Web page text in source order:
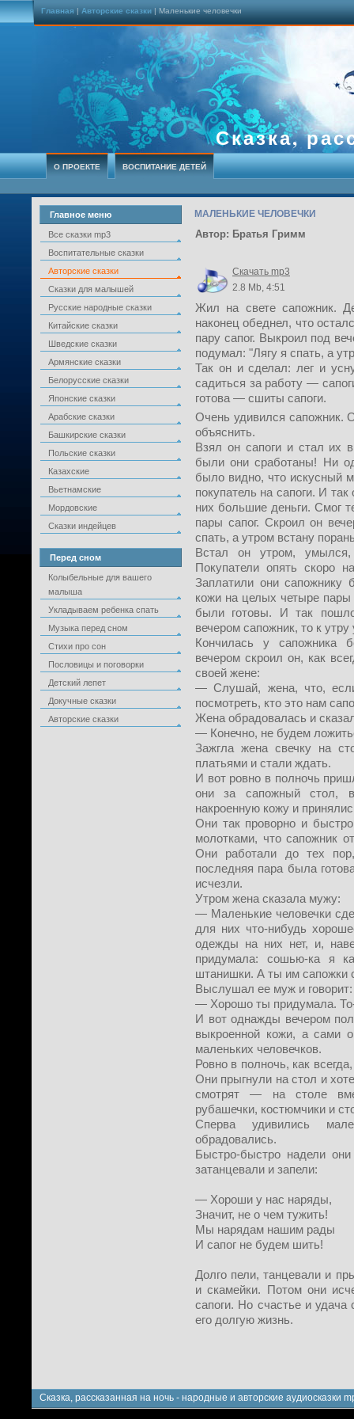
Главная | Авторские сказки | Маленькие человечки
Сказка,
О ПРОЕКТЕ ВОСПИТАНИЕ ДЕТЕЙ
Главное меню
Все сказки mp3
Воспитательные сказки
Авторские сказки
Сказки для малышей
Русские народные сказки
Китайские сказки
Шведские сказки
Армянские сказки
Белорусские сказки
Японские сказки
Арабские сказки
Башкирские сказки
Польские сказки
Казахские
Вьетнамские
Мордовские
Сказки индейцев
Перед сном
Колыбельные для вашего
малыша
Укладываем ребенка спать
Музыка перед сном
Стихи про сон
Пословицы и поговорки
Детский лепет
Докучные сказки
Авторские сказки
МАЛЕНЬКИЕ ЧЕЛОВЕЧКИ
Автор: Братья Гримм
Скачать mp3
2.8 Mb, 4:51
Жил на свете сапожник.
наконец обеднел, что
пару сапог. Выкроил под
подумал: "Лягу я спать, а
Так он и сделал: лег и
садиться за работу —
готова — сшиты сапоги.
Очень удивился сапожник.
объяснить.
Взял он сапоги и стал их
были они сработаны! Ни
было видно, что искусный
покупатель на сапоги. И
них большие деньги. Смог
пары сапог. Скроил он
спать, а утром встану
Встал он утром,
Покупатели опять скоро
Заплатили они сапожнику
кожи на целых четыре пары
были готовы. И так
вечером сапожник, то к
Кончилась у сапожника
вечером скроил он, как
своей жене:
— Слушай, жена, что,
посмотреть, кто это нам
Жена обрадовалась и
— Конечно, не будем
Зажгла жена свечку на
платьями и стали ждать.
И вот ровно в полночь
они за сапожный стол,
накроенную кожу и
Они так проворно и
молотками, что сапожник
Они работали до тех
последняя пара была
исчезли.
Утром жена сказала мужу:
— Маленькие человечки
для них что-нибудь
одежды на них нет, и,
придумала: сошью-ка я
штанишки. А ты им сапожки
Выслушал ее муж и говорит:
— Хорошо ты придумала.
И вот однажды вечером
выкроенной кожи, а сами
маленьких человечков.
Ровно в полночь, как
Они прыгнули на стол и
смотрят — на столе
рубашечки, костюмчики и
Сперва удивились
обрадовались.
Быстро-быстро надели
затанцевали и запели:
— Хороши у нас наряды,
Значит, не о чем тужить!
Мы нарядам нашим рады
И сапог не будем шить!
Долго пели, танцевали и
и скамейки. Потом они
сапоги. Но счастье и
его долгую жизнь.
Сказка, рассказанная на ночь - народные и авторские аудиосказки